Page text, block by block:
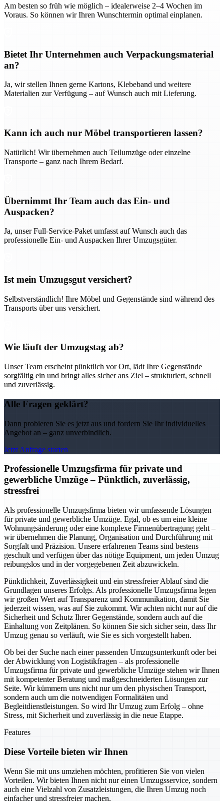
Am besten so früh wie möglich – idealerweise 2–4 Wochen im
Voraus. So können wir Ihren Wunschtermin optimal einplanen.
Bietet Ihr Unternehmen auch Verpackungsmaterial
an?
Ja, wir stellen Ihnen gerne Kartons, Klebeband und weitere
Materialien zur Verfügung – auf Wunsch auch mit Lieferung.
Kann ich auch nur Möbel transportieren lassen?
Natürlich! Wir übernehmen auch Teilumzüge oder einzelne
Transporte – ganz nach Ihrem Bedarf.
Übernimmt Ihr Team auch das Ein- und
Auspacken?
Ja, unser Full-Service-Paket umfasst auf Wunsch auch das
professionelle Ein- und Auspacken Ihrer Umzugsgüter.
Ist mein Umzugsgut versichert?
Selbstverständlich! Ihre Möbel und Gegenstände sind während des
Transports über uns versichert.
Wie läuft der Umzugstag ab?
Unser Team erscheint pünktlich vor Ort, lädt Ihre Gegenstände
sorgfältig ein und bringt alles sicher ans Ziel – strukturiert, schnell
und zuverlässig.
Alle Fragen geklärt?
Dann probieren Sie es jetzt aus und fordern Sie Ihr individuelles
Angebot an – ganz unverbindlich.
Jetzt Anfrage starten
Professionelle Umzugsfirma für private und
gewerbliche Umzüge – Pünktlich, zuverlässig,
stressfrei
Als professionelle Umzugsfirma bieten wir umfassende Lösungen
für private und gewerbliche Umzüge. Egal, ob es um eine kleine
Wohnungsänderung oder eine komplexe Firmenübertragung geht –
wir übernehmen die Planung, Organisation und Durchführung mit
Sorgfalt und Präzision. Unsere erfahrenen Teams sind bestens
geschult und verfügen über das nötige Equipment, um jeden Umzug
reibungslos und in der vorgegebenen Zeit abzuwickeln.
Pünktlichkeit, Zuverlässigkeit und ein stressfreier Ablauf sind die
Grundlagen unseres Erfolgs. Als professionelle Umzugsfirma legen
wir großen Wert auf Transparenz und Kommunikation, damit Sie
jederzeit wissen, was auf Sie zukommt. Wir achten nicht nur auf die
Sicherheit und Schutz Ihrer Gegenstände, sondern auch auf die
Einhaltung von Zeitplänen. So können Sie sich sicher sein, dass Ihr
Umzug genau so verläuft, wie Sie es sich vorgestellt haben.
Ob bei der Suche nach einer passenden Umzugsunterkunft oder bei
der Abwicklung von Logistikfragen – als professionelle
Umzugsfirma für private und gewerbliche Umzüge stehen wir Ihnen
mit kompetenter Beratung und maßgeschneiderten Lösungen zur
Seite. Wir kümmern uns nicht nur um den physischen Transport,
sondern auch um die notwendigen Formalitäten und
Begleitdienstleistungen. So wird Ihr Umzug zum Erfolg – ohne
Stress, mit Sicherheit und zuverlässig in die neue Etappe.
Features
Diese Vorteile bieten wir Ihnen
Wenn Sie mit uns umziehen möchten, profitieren Sie von vielen
Vorteilen. Wir bieten Ihnen nicht nur einen Umzugsservice, sondern
auch eine Vielzahl von Zusatzleistungen, die Ihren Umzug noch
einfacher und stressfreier machen.